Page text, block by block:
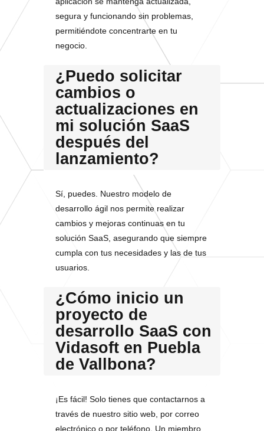
segura y funcionando sin problemas,
permitiéndote concentrarte en tu
negocio.
¿Puedo solicitar
cambios o
actualizaciones en
mi solución SaaS
después del
lanzamiento?
Sí, puedes. Nuestro modelo de
desarrollo ágil nos permite realizar
cambios y mejoras continuas en tu
solución SaaS, asegurando que siempre
cumpla con tus necesidades y las de tus
usuarios.
¿Cómo inicio un
proyecto de
desarrollo SaaS con
Vidasoft en Puebla
de Vallbona?
¡Es fácil! Solo tienes que contactarnos a
través de nuestro sitio web, por correo
electrónico o por teléfono. Un miembro